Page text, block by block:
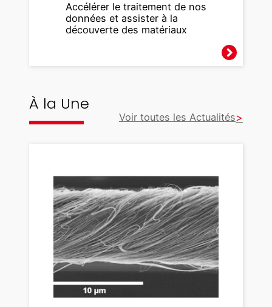
Accélérer le traitement de nos
données et assister à la
découverte des matériaux
À la Une
Voir toutes les Actualités